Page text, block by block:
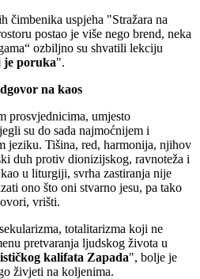
čimbenika uspjeha "Stražara na
postao je više nego brend, neka
ozbiljno su shvatili lekciju
je poruka".
na kaos
prosvjednicima, umjesto
su do sada najmoćnijem i
jeziku. Tišina, red, harmonija, njihov
duh protiv dionizijskog, ravnoteža i
u liturgiji, svrha zastiranja nije
ono što oni stvarno jesu, pa tako
vrišti.
totalitarizma koji ne
pretvaranja ljudskog života u
kalifata Zapada", bolje je
živjeti na koljenima.